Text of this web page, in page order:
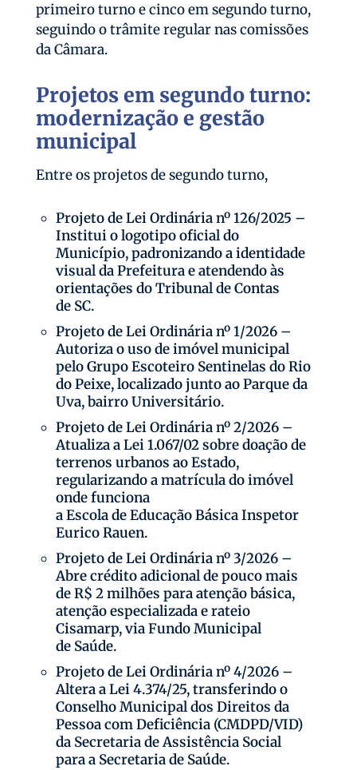
primeiro turno e cinco em segundo turno,
seguindo o trâmite regular nas comissões
da Câmara.
Projetos em segundo turno:
modernização e gestão
municipal
Entre os projetos de segundo turno,
Projeto de Lei Ordinária nº 126/2025 –
Institui o logotipo oficial do
Município, padronizando a identidade
visual da Prefeitura e atendendo às
orientações do Tribunal de Contas
de SC.
Projeto de Lei Ordinária nº 1/2026 –
Autoriza o uso de imóvel municipal
pelo Grupo Escoteiro Sentinelas do Rio
do Peixe, localizado junto ao Parque da
Uva, bairro Universitário.
Projeto de Lei Ordinária nº 2/2026 –
Atualiza a Lei 1.067/02 sobre doação de
terrenos urbanos ao Estado,
regularizando a matrícula do imóvel
onde funciona
a Escola de Educação Básica Inspetor
Eurico Rauen.
Projeto de Lei Ordinária nº 3/2026 –
Abre crédito adicional de pouco mais
de R$ 2 milhões para atenção básica,
atenção especializada e rateio
Cisamarp, via Fundo Municipal
de Saúde.
Projeto de Lei Ordinária nº 4/2026 –
Altera a Lei 4.374/25, transferindo o
Conselho Municipal dos Direitos da
Pessoa com Deficiência (CMDPD/VID)
da Secretaria de Assistência Social
para a Secretaria de Saúde.